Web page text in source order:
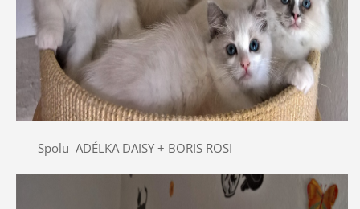
Spolu ADÉLKA DAISY + BORIS ROSI